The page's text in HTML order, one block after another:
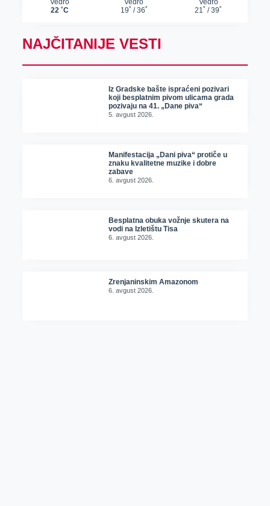
NAJČITANIJE VESTI
Iz Gradske bašte ispraćeni pozivari
koji besplatnim pivom ulicama grada
pozivaju na 41. „Dane piva“
5. avgust 2026.
Manifestacija „Dani piva“ protiče u
znaku kvalitetne muzike i dobre
zabave
6. avgust 2026.
Besplatna obuka vožnje skutera na
vodi na Izletištu Tisa
6. avgust 2026.
Zrenjaninskim Amazonom
6. avgust 2026.